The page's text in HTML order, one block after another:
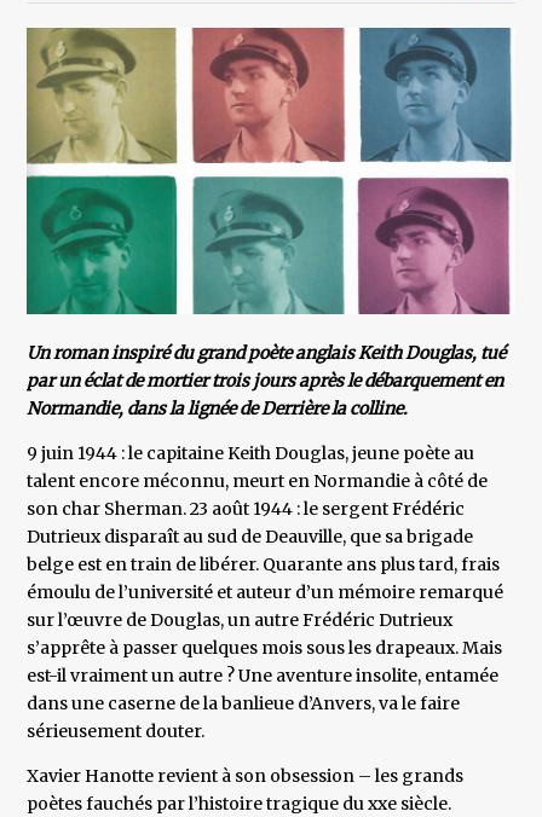
Un roman inspiré du grand poète anglais Keith Douglas, tué
par un éclat de mortier trois jours après le débarquement en
Normandie, dans la lignée de Derrière la colline.
9 juin 1944 : le capitaine Keith Douglas, jeune poète au
talent encore méconnu, meurt en Normandie à côté de
son char Sherman. 23 août 1944 : le sergent Frédéric
Dutrieux disparaît au sud de Deauville, que sa brigade
belge est en train de libérer. Quarante ans plus tard, frais
émoulu de l’université et auteur d’un mémoire remarqué
sur l’œuvre de Douglas, un autre Frédéric Dutrieux
s’apprête à passer quelques mois sous les drapeaux. Mais
est-il vraiment un autre ? Une aventure insolite, entamée
dans une caserne de la banlieue d’Anvers, va le faire
sérieusement douter.
Xavier Hanotte revient à son obsession – les grands
poètes fauchés par l’histoire tragique du xxe siècle.